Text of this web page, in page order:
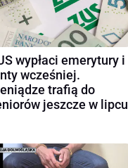
wypłaci emerytury i
wcześniej.
trafią do
jeszcze w lipcu